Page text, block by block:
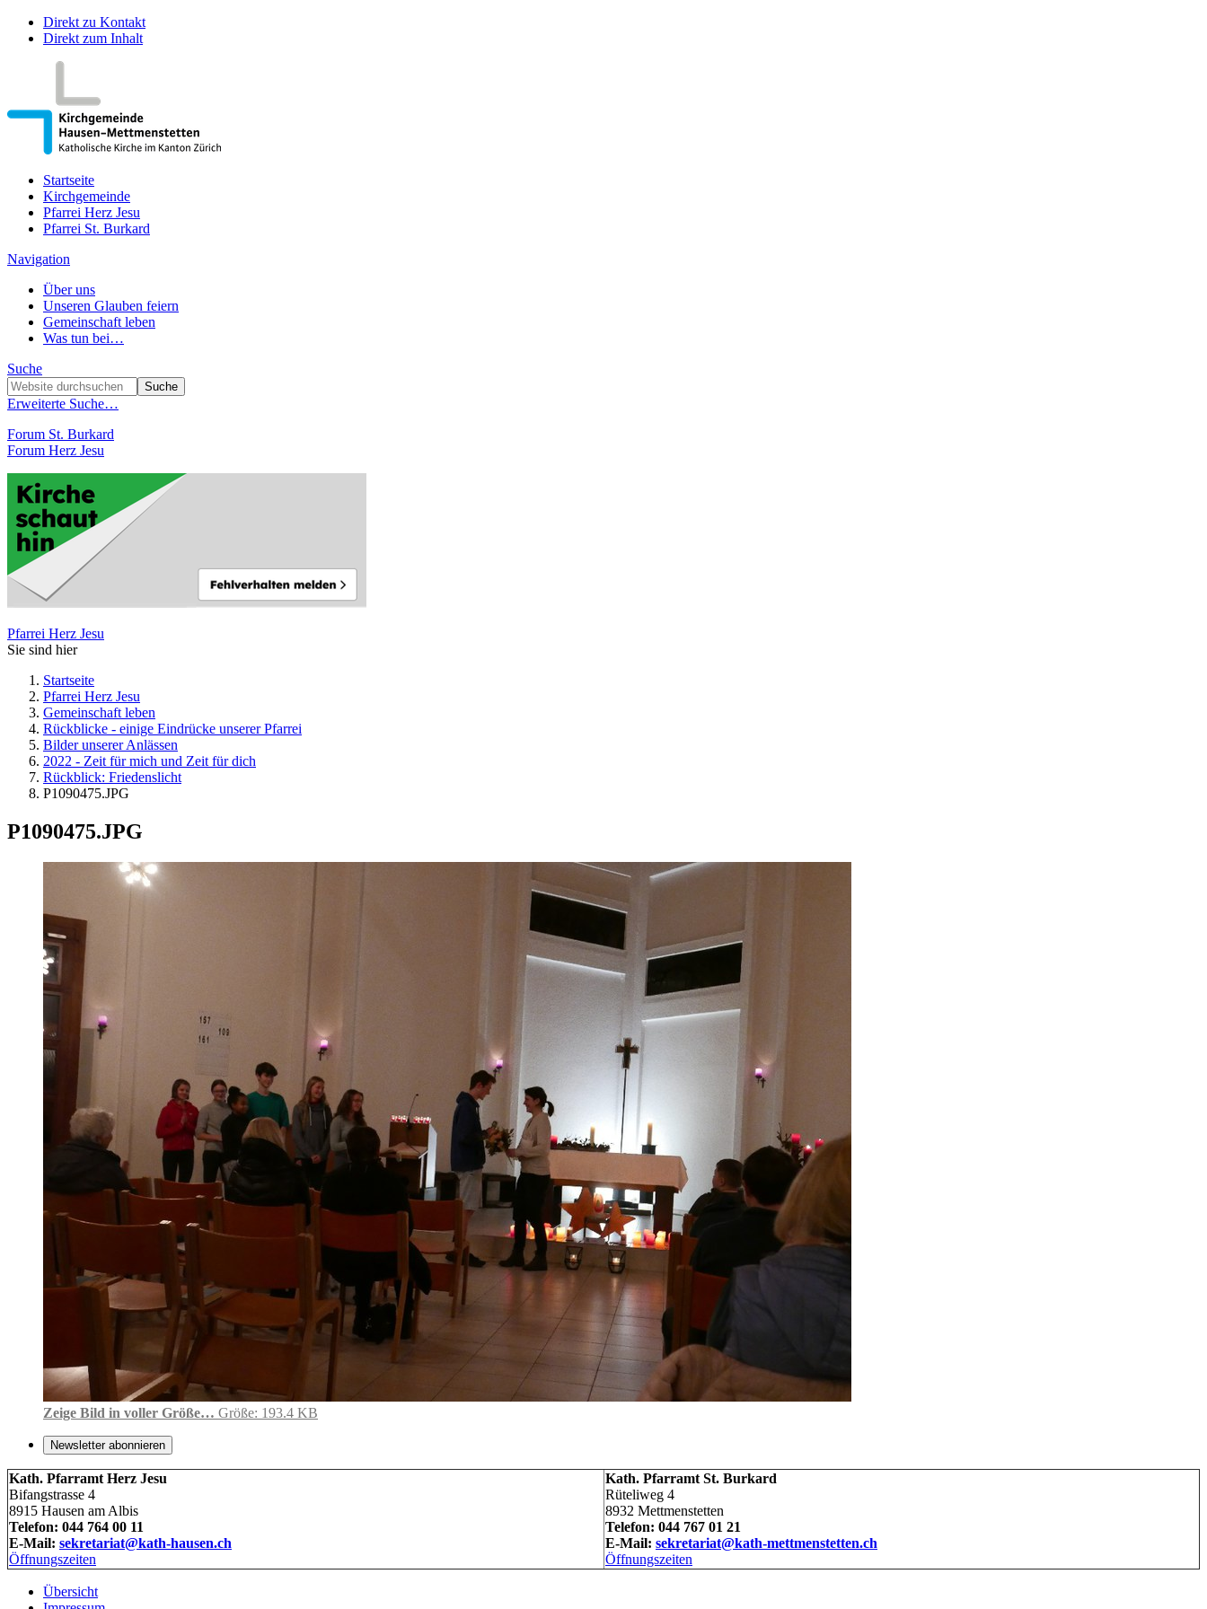
Direkt zu Kontakt
Direkt zum Inhalt
Startseite
Kirchgemeinde
Pfarrei Herz Jesu
Pfarrei St. Burkard
Navigation
Über uns
Unseren Glauben feiern
Gemeinschaft leben
Was tun bei…
Suche
Erweiterte Suche…
Forum St. Burkard
Forum Herz Jesu
Pfarrei Herz Jesu
Sie sind hier
Startseite
Pfarrei Herz Jesu
Gemeinschaft leben
Rückblicke - einige Eindrücke unserer Pfarrei
Bilder unserer Anlässen
2022 - Zeit für mich und Zeit für dich
Rückblick: Friedenslicht
P1090475.JPG
P1090475.JPG
Zeige Bild in voller Größe… Größe: 193.4 KB
Newsletter abonnieren
Kath. Pfarramt Herz Jesu
Bifangstrasse 4
8915 Hausen am Albis
Telefon: 044 764 00 11
E-Mail: sekretariat@kath-hausen.ch
Öffnungszeiten
Kath. Pfarramt St. Burkard
Rüteliweg 4
8932 Mettmenstetten
Telefon: 044 767 01 21
E-Mail: sekretariat@kath-mettmenstetten.ch
Öffnungszeiten
Übersicht